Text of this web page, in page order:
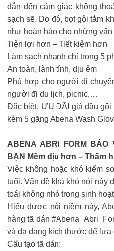
dẫn đến cảm giác không
sạch sẽ. Do đó, bọt gội tắm
như hoàn hảo cho những
Tiện lợi hơn – Tiết kiệm hơn
Làm sạch nhanh chỉ trong 5
An toàn, lành tính, dịu êm
Phù hợp cho người di
người đi du lịch, picnic,…
Đặc biệt, ƯU ĐÃI giá dầu gội
kèm 5 găng Abena Wash
ABENA ABRI FORM BẢO
BẠN Mềm dịu hơn – Thấm
Việc không hoặc khó kiểm
tuổi. Vấn đề khá khó nói này
toái không nhỏ trong sinh
Hiểu được nỗi niềm này,
hàng tã dán
và đa dạng kích thước để lựa
Cấu tạo tã dán: